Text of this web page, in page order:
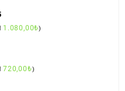
1.080,00₺)
720,00₺)